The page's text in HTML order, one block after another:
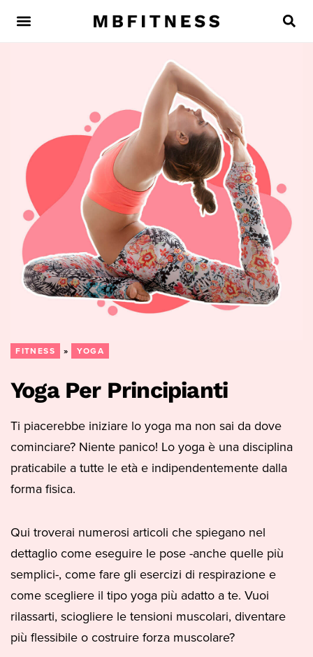
FITNESS » YOGA
Yoga Per Principianti
Ti piacerebbe iniziare lo yoga ma non sai da dove
cominciare? Niente panico! Lo yoga è una disciplina
praticabile a tutte le età e indipendentemente dalla
forma fisica.
Qui troverai numerosi articoli che spiegano nel
dettaglio come eseguire le pose -anche quelle più
semplici-, come fare gli esercizi di respirazione e
come scegliere il tipo yoga più adatto a te. Vuoi
rilassarti, sciogliere le tensioni muscolari, diventare
più flessibile o costruire forza muscolare?